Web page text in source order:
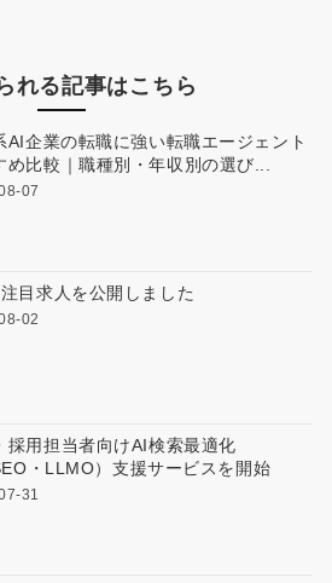
れる記事はこちら
AI企業の転職に強い転職エージェント
め比較｜職種別・年収別の選び...
07
目求人を公開しました
02
採用担当者向けAI検索最適化
・LLMO）支援サービスを開始
31